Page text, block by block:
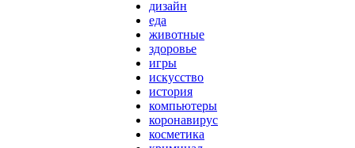
дизайн
еда
животные
здоровье
игры
искусство
история
компьютеры
коронавирус
косметика